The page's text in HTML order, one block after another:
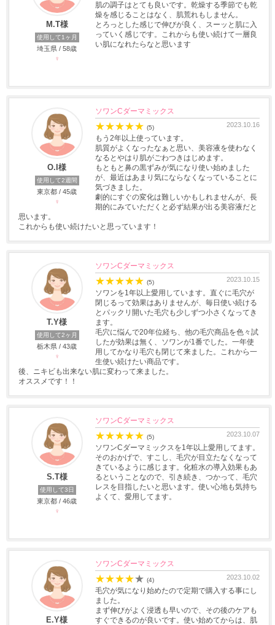
M.T様
使用して1ヶ月
埼玉県 / 58歳
♀
肌の調子はとても良いです。乾燥する季節でも乾
燥を感じることはなく、肌荒れもしません。
とろっとした感じで伸びが良く、スーッと肌に入
っていく感じです。これからも使い続けて一層良
い肌になれたらなと思います
O.I様
使用して2週間
東京都 / 45歳
♀
ソワンCダーマミックス
★★★★★ (5) 2023.10.16
もう2年以上使っています。
肌質がよくなったなぁと思い、美容液を使わなく
なるとやはり肌がごわつきはじめます。
もともと鼻の黒ずみが気になり使い始めました
が、最近はあまり気にならなくなっていることに
気づきました。
劇的にすぐの変化は難しいかもしれませんが、長
期的にみていただくと必ず結果が出る美容液だと
思います。
これからも使い続けたいと思っています！
T.Y様
使用して2ヶ月
栃木県 / 43歳
♀
ソワンCダーマミックス
★★★★★ (5) 2023.10.15
ソワンを1年以上愛用しています。直ぐに毛穴が
閉じるって効果はありませんが、毎日使い続ける
とパックリ開いた毛穴も少しずつ小さくなってき
ます。
毛穴に悩んで20年位経ち、他の毛穴商品を色々試
したが効果は無く、ソワンが1番でした。一年使
用してかなり毛穴も閉じて来ました。これから一
生使い続けたい商品です。
後、ニキビも出来ない肌に変わって来ました。
オススメです！！
S.T様
使用して3日
東京都 / 46歳
♀
ソワンCダーマミックス
★★★★★ (5) 2023.10.07
ソワンCダーマミックスを1年以上愛用してます。
そのおかげで、すこし、毛穴が目立たなくなって
きているように感じます。化粧水の導入効果もあ
るということなので、引き続き、つかって、毛穴
レスを目指したいと思います。使い心地も気持ち
よくて、愛用してます。
E.Y様
ソワンCダーマミックス
★★★★★ (4) 2023.10.02
毛穴が気になり始めたので定期で購入する事にし
ました。
まず伸びがよく浸透も早いので、その後のケアも
すぐできるのが良いです。使い始めてからは、肌